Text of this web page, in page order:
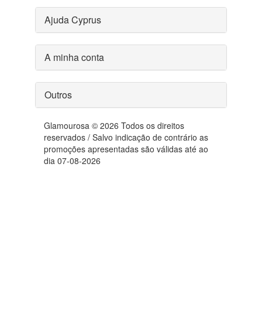
Ajuda Cyprus
A minha conta
Outros
Glamourosa © 2026 Todos os direitos
reservados / Salvo indicação de contrário as
promoções apresentadas são válidas até ao
dia 07-08-2026